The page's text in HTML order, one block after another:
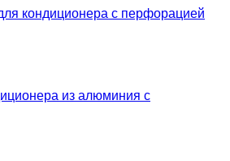
кондиционера с перфорацией